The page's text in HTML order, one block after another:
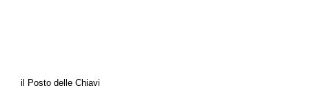
il Posto delle Chiavi